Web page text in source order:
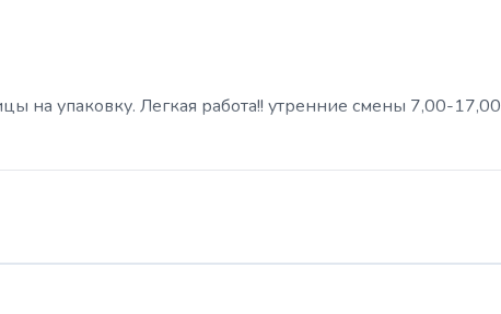
упаковку. Легкая работа!! утренние смены 7,00-